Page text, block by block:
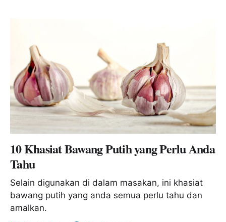
10 Khasiat Bawang Putih yang Perlu Anda
Tahu
Selain digunakan di dalam masakan, ini khasiat
bawang putih yang anda semua perlu tahu dan
amalkan.